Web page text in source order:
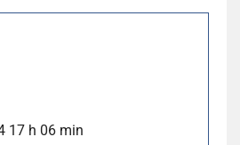
17 h 06 min